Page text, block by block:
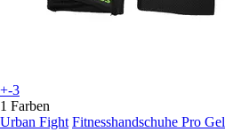
+-3
1 Farben
Urban Fight Fitnesshandschuhe Pro Gel